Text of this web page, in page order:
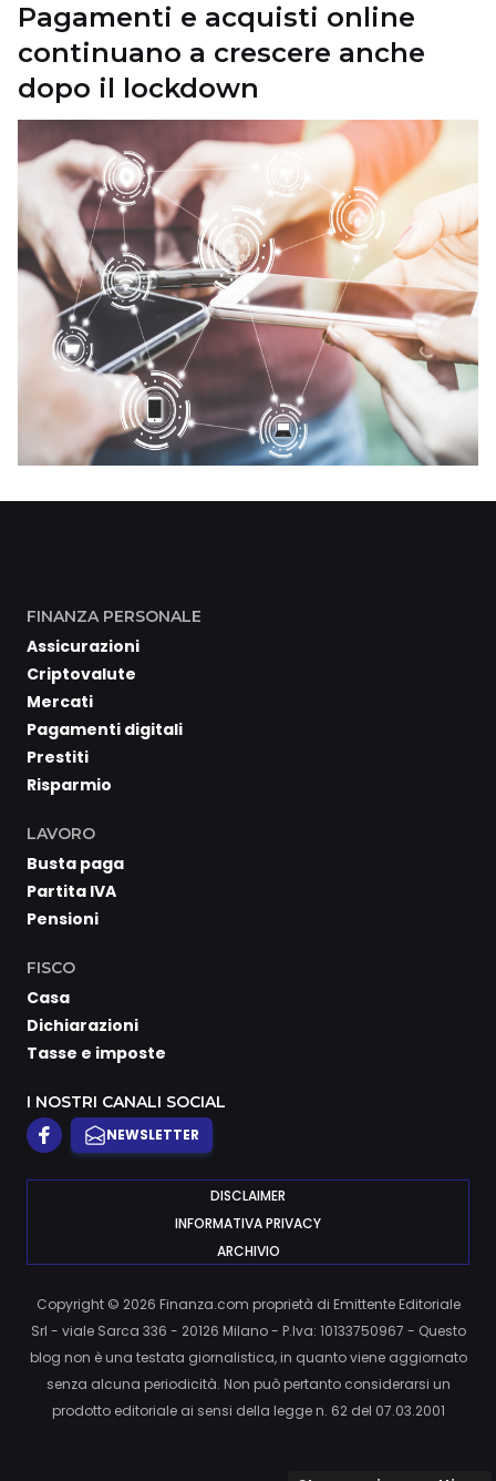
Pagamenti e acquisti online
continuano a crescere anche
dopo il lockdown
FINANZA PERSONALE
Assicurazioni
Criptovalute
Mercati
Pagamenti digitali
Prestiti
Risparmio
LAVORO
Busta paga
Partita IVA
Pensioni
FISCO
Casa
Dichiarazioni
Tasse e imposte
I NOSTRI CANALI SOCIAL
NEWSLETTER
DISCLAIMER
INFORMATIVA PRIVACY
ARCHIVIO
Copyright © 2026 Finanza.com proprietà di Emittente Editoriale
Srl - viale Sarca 336 - 20126 Milano - P.Iva: 10133750967 - Questo
blog non è una testata giornalistica, in quanto viene aggiornato
senza alcuna periodicità. Non può pertanto considerarsi un
prodotto editoriale ai sensi della legge n. 62 del 07.03.2001